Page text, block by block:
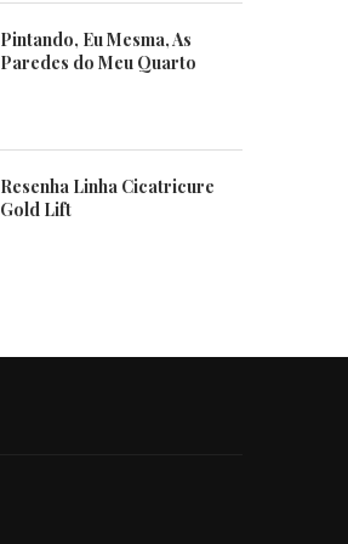
Pintando, Eu Mesma, As
Paredes do Meu Quarto
Resenha Linha Cicatricure
Gold Lift